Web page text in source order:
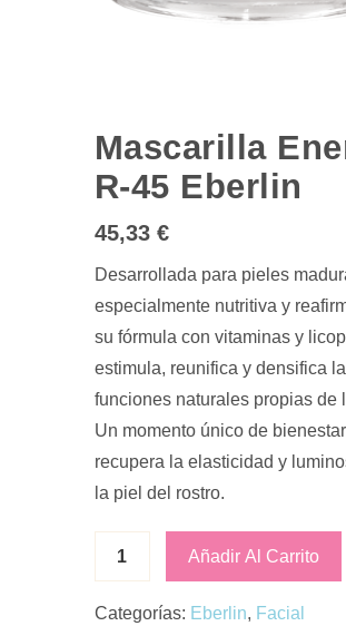
Mascarilla
R-45 Eberlin
45,33 €
Desarrollada para pieles
especialmente nutritiva y
su fórmula con vitaminas y
estimula, reunifica y densifica
funciones naturales propias de
Un momento único de
recupera la elasticidad y
la piel del rostro.
Añadir Al Carrito
Categorías: Eberlin, Facial